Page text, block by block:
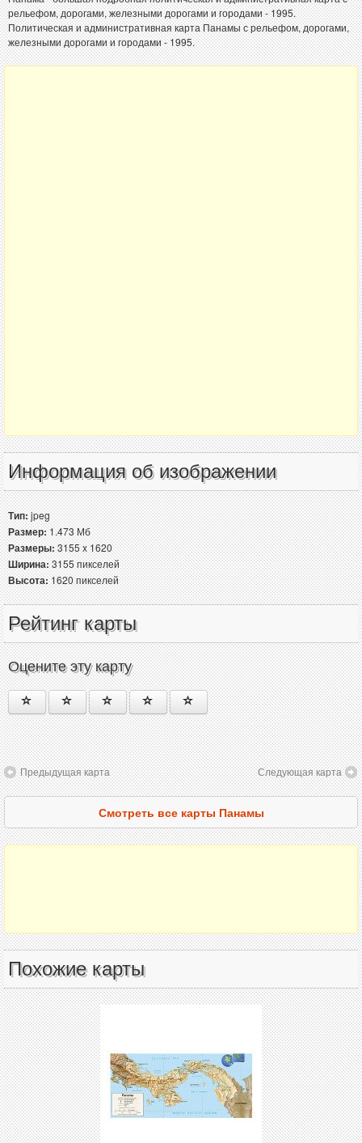
рельефом, дорогами, железными дорогами и городами - 1995.
Политическая и административная карта Панамы с рельефом, дорогами,
железными дорогами и городами - 1995.
Информация об изображении
Тип:jpeg
Размер:1.473 Мб
Размеры:3155 x 1620
Ширина:3155 пикселей
Высота:1620 пикселей
Рейтинг карты
Оцените эту карту
Предыдущая карта Следующая карта
Смотреть все карты Панамы
Похожие карты